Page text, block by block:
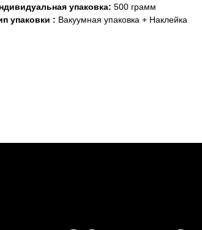
упаковка: 500 грамм
упаковки : Вакуумная упаковка + Наклейка